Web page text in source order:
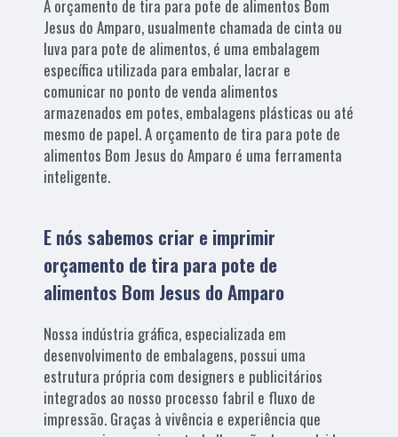
A orçamento de tira para pote de alimentos Bom
Jesus do Amparo, usualmente chamada de cinta ou
luva para pote de alimentos, é uma embalagem
específica utilizada para embalar, lacrar e
comunicar no ponto de venda alimentos
armazenados em potes, embalagens plásticas ou até
mesmo de papel. A orçamento de tira para pote de
alimentos Bom Jesus do Amparo é uma ferramenta
inteligente.
E nós sabemos criar e imprimir
orçamento de tira para pote de
alimentos Bom Jesus do Amparo
Nossa indústria gráfica, especializada em
desenvolvimento de embalagens, possui uma
estrutura própria com designers e publicitários
integrados ao nosso processo fabril e fluxo de
impressão. Graças à vivência e experiência que